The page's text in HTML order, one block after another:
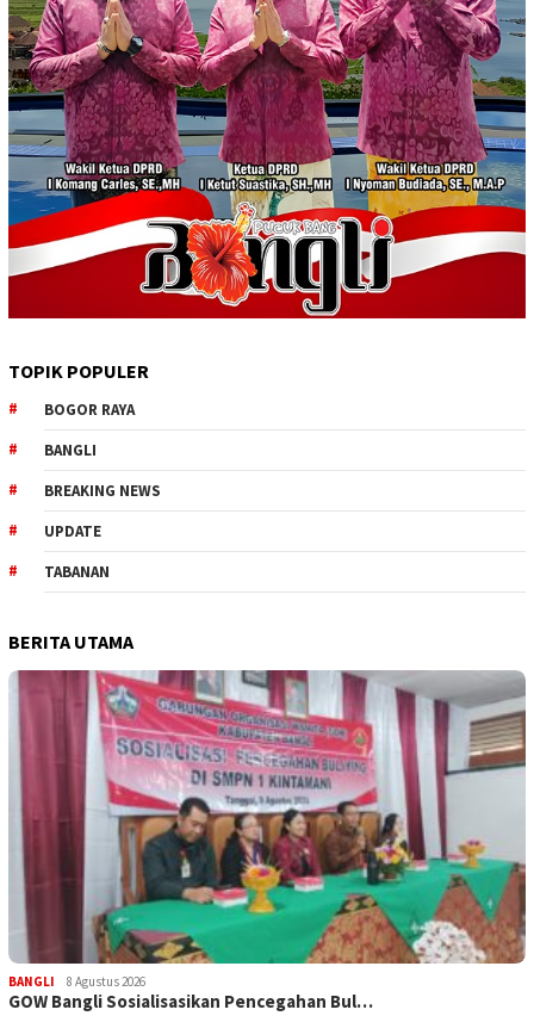
TOPIK POPULER
BOGOR RAYA
BANGLI
BREAKING NEWS
UPDATE
TABANAN
BERITA UTAMA
BANGLI 8 Agustus 2026
GOW Bangli Sosialisasikan Pencegahan Bul…